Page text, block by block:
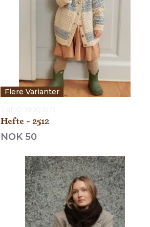
Flere Varianter
Hefte - 2512
NOK 50